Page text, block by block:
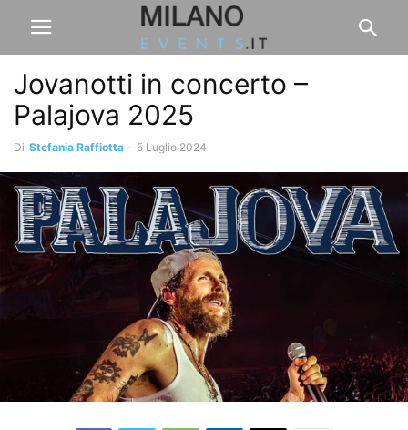
Jovanotti in concerto –
Palajova 2025
Di Stefania Raffiotta - 5 Luglio 2024